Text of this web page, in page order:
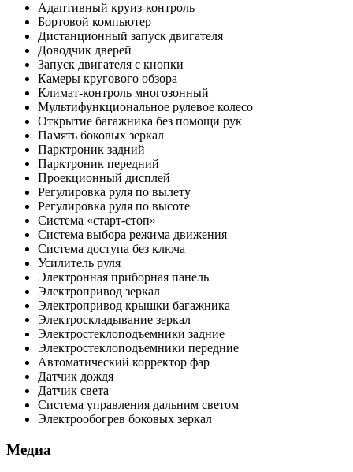
Адаптивный круиз-контроль
Бортовой компьютер
Дистанционный запуск двигателя
Доводчик дверей
Запуск двигателя с кнопки
Камеры кругового обзора
Климат-контроль многозонный
Мультифункциональное рулевое колесо
Открытие багажника без помощи рук
Память боковых зеркал
Парктроник задний
Парктроник передний
Проекционный дисплей
Регулировка руля по вылету
Регулировка руля по высоте
Система «старт-стоп»
Система выбора режима движения
Система доступа без ключа
Усилитель руля
Электронная приборная панель
Электропривод зеркал
Электропривод крышки багажника
Электроскладывание зеркал
Электростеклоподъемники задние
Электростеклоподъемники передние
Автоматический корректор фар
Датчик дождя
Датчик света
Система управления дальним светом
Электрообогрев боковых зеркал
Медиа